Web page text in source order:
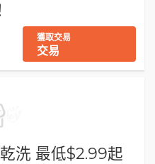
獲取交易
交易
洗 最低$2.99起